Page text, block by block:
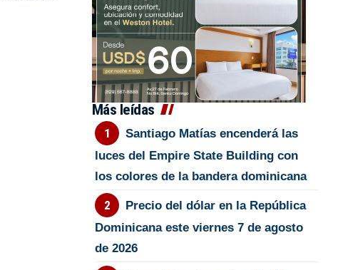
Más leídas
Santiago Matías encenderá las
luces del Empire State Building con
los colores de la bandera dominicana
Precio del dólar en la República
Dominicana este viernes 7 de agosto
de 2026